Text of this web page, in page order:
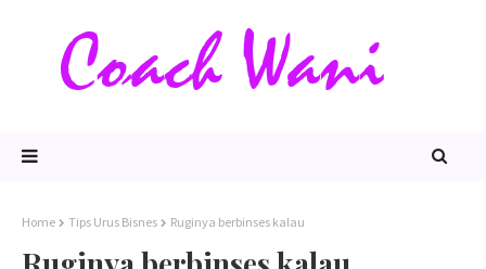
Home Tips Urus Bisnes Ruginya berbinses kalau